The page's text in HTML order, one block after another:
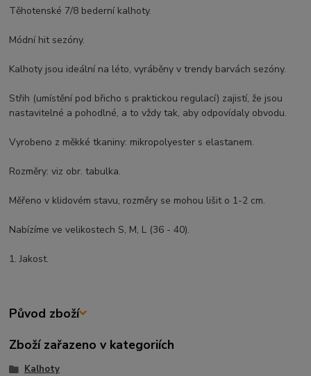
Těhotenské 7/8 bederní kalhoty.
Módní hit sezóny.
Kalhoty jsou ideální na léto, vyráběny v trendy barvách sezóny.
Střih (umístění pod břicho s praktickou regulací) zajistí, že jsou
nastavitelné a pohodlné, a to vždy tak, aby odpovídaly obvodu.
Vyrobeno z měkké tkaniny: mikropolyester s elastanem.
Rozměry: viz obr. tabulka.
Měřeno v klidovém stavu, rozměry se mohou lišit o 1-2 cm.
Nabízíme ve velikostech S, M, L (36 - 40).
1. Jakost.
Původ zboží
Zboží zařazeno v kategoriích
Kalhoty